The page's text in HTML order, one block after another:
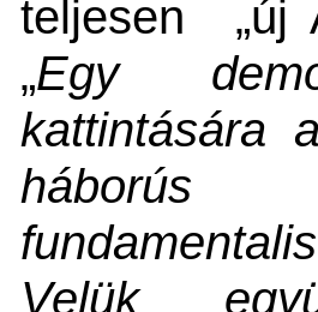
teljesen „új
„Egy
kattintására
Velük